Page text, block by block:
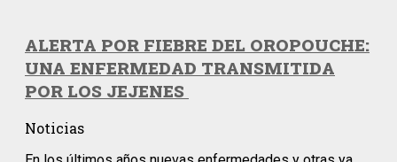
ALERTA POR FIEBRE DEL OROPOUCHE:
UNA ENFERMEDAD TRANSMITIDA
POR LOS JEJENES
Noticias